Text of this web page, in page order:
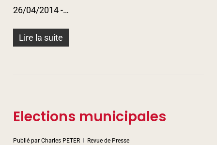
26/04/2014 -…
Lire la suite
Elections municipales
Publié par Charles PETER Revue de Presse